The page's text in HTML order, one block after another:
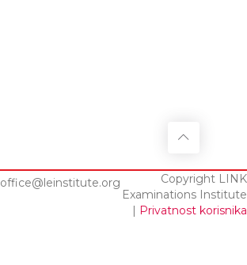
office@leinstitute.org
Copyright LINK
Examinations Institute
| Privatnost korisnika